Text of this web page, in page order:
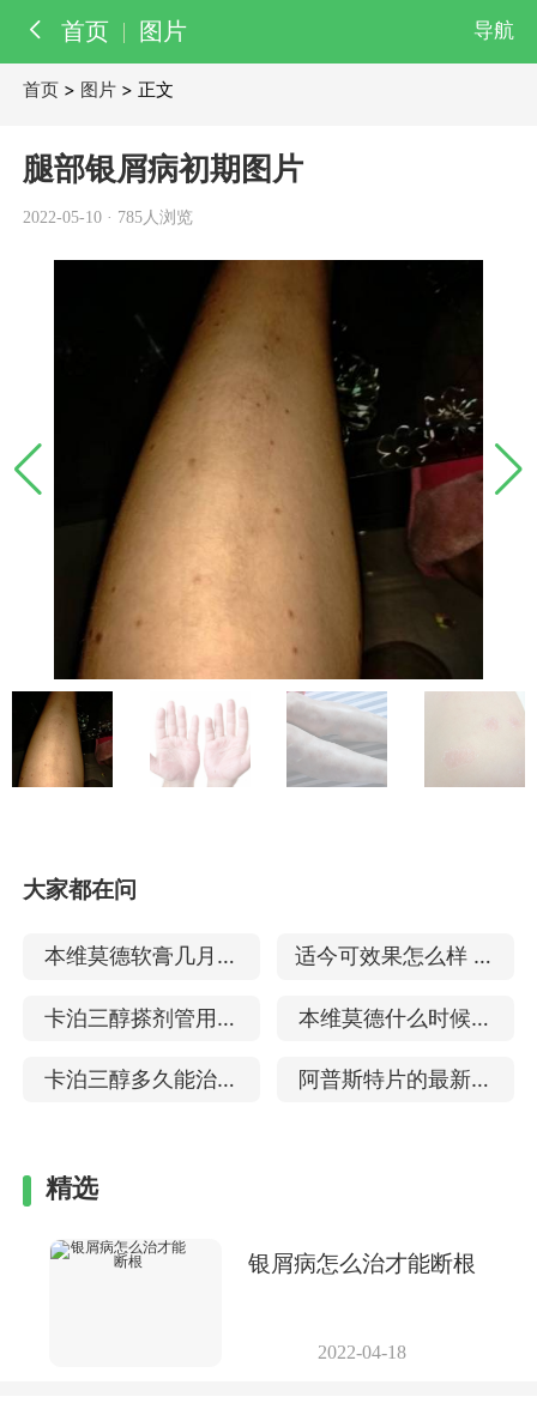
首页 图片 导航
首页 > 图片 > 正文
腿部银屑病初期图片
2022-05-10 · 785人浏览
大家都在问
本维莫德软膏几月上
市 治疗银屑病效果如
适今可效果怎么样 可
以治疗银屑病吗
卡泊三醇搽剂管用吗
治疗银屑病的效果好
本维莫德什么时候能
买到 治疗银屑病的效
卡泊三醇多久能治好
阿普斯特片的最新消
精选
银屑病怎么治才能断根
2022-04-18